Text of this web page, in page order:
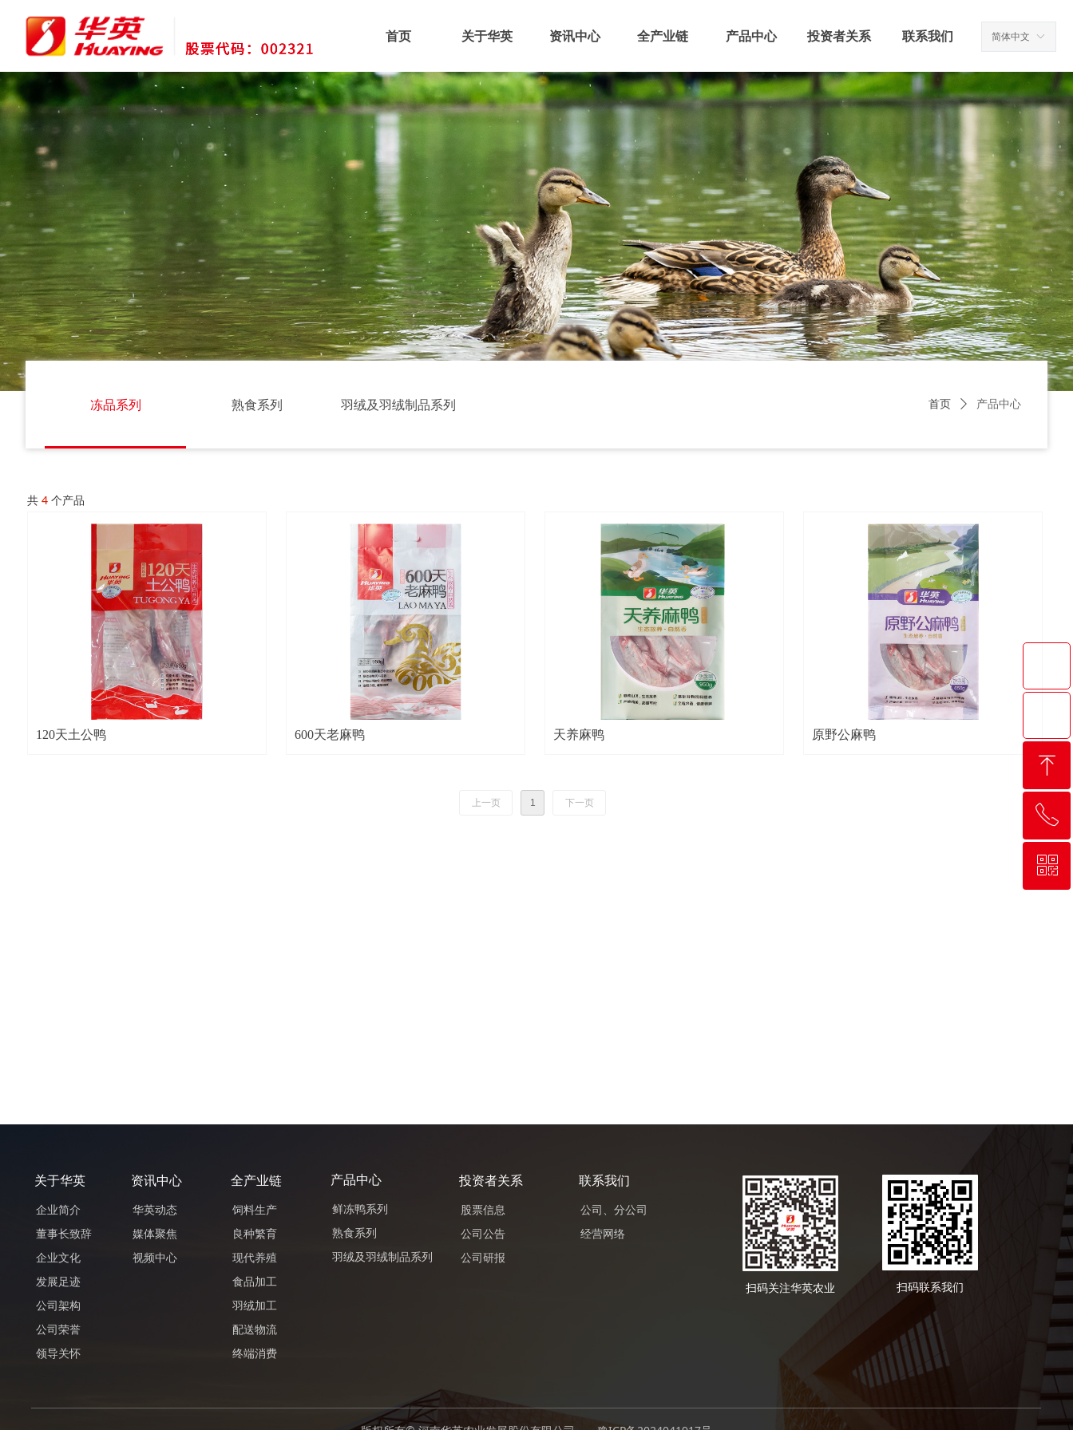
首页
首页
关于华英
关于华英
资讯中心
资讯中心
全产业链
全产业链
产品中心
产品中心
投资者关系
投资者关系
联系我们
联系我们
ꀅ
简体中文
ꁸ
回到顶部
ꂅ
0376-3119902
ꀥ
共 4 个产品
120天土公鸭 600天老麻鸭 天养麻鸭 原野公麻鸭
上一页 1 下一页
首页 ꄲ 产品中心
冻品系列 熟食系列 羽绒及羽绒制品系列
扫码关注华英农业
企业简介
董事长致辞
企业文化
发展足迹
公司架构
公司荣誉
领导关怀
关于华英 资讯中心
华英动态
媒体聚焦
视频中心
全产业链
饲料生产
良种繁育
现代养殖
食品加工
羽绒加工
配送物流
终端消费
产品中心
鲜冻鸭系列
熟食系列
羽绒及羽绒制品系列
投资者关系
股票信息
公司公告
公司研报
联系我们
公司、分公司
经营网络
扫码联系我们